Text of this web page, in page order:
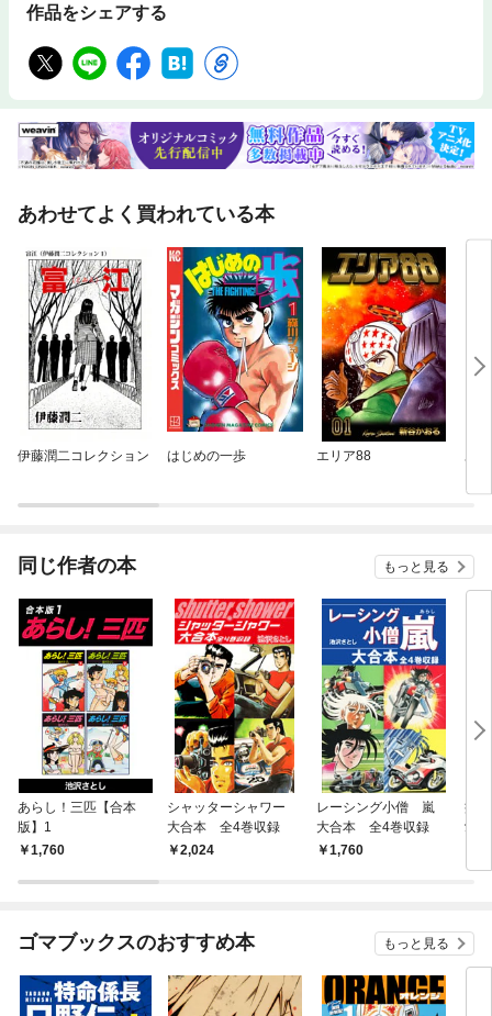
作品をシェアする
あわせてよく買われている本
伊藤潤二コレクション はじめの一歩 エリア88 あ
同じ作者の本 もっと見る
あらし！三匹【合本
版】1
1,760
シャッターシャワー
大合本 全4巻収録
2,024
レーシング小僧 嵐
大合本 全4巻収録
1,760
痛
愛
ゴマブックスのおすすめ本 もっと見る